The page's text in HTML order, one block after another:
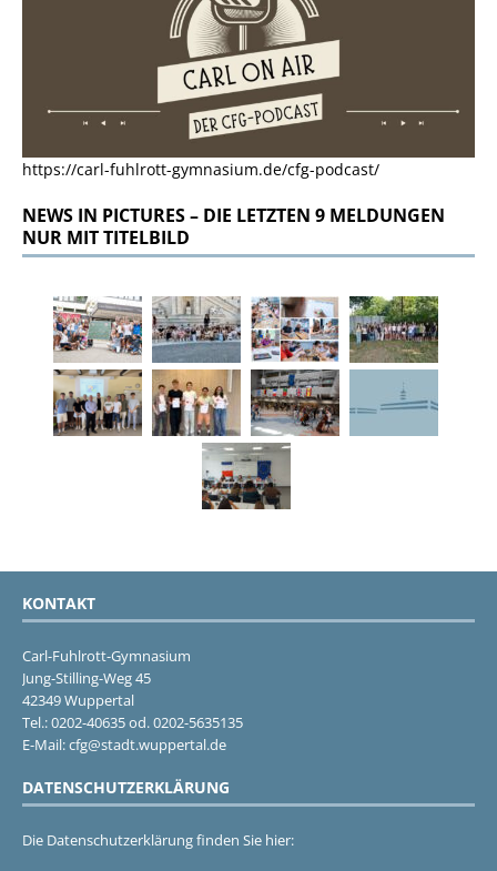
https://carl-fuhlrott-gymnasium.de/cfg-podcast/
NEWS IN PICTURES – DIE LETZTEN 9 MELDUNGEN
NUR MIT TITELBILD
KONTAKT
Carl-Fuhlrott-Gymnasium
Jung-Stilling-Weg 45
42349 Wuppertal
Tel.: 0202-40635 od. 0202-5635135
E-Mail: cfg@stadt.wuppertal.de
DATENSCHUTZERKLÄRUNG
Die Datenschutzerklärung finden Sie hier: